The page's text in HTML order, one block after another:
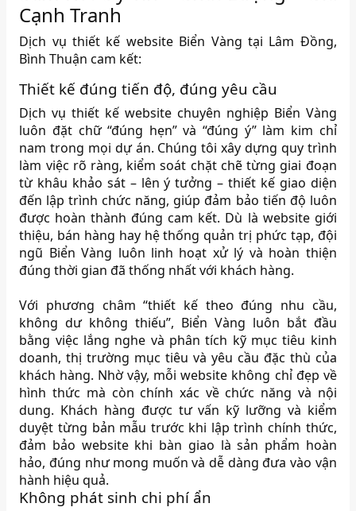
Cạnh Tranh
Dịch vụ thiết kế website Biển Vàng tại Lâm Đồng,
Bình Thuận cam kết:
Thiết kế đúng tiến độ, đúng yêu cầu
Dịch vụ thiết kế website chuyên nghiệp Biển Vàng
luôn đặt chữ “đúng hẹn” và “đúng ý” làm kim chỉ
nam trong mọi dự án. Chúng tôi xây dựng quy trình
làm việc rõ ràng, kiểm soát chặt chẽ từng giai đoạn
từ khâu khảo sát – lên ý tưởng – thiết kế giao diện
đến lập trình chức năng, giúp đảm bảo tiến độ luôn
được hoàn thành đúng cam kết. Dù là website giới
thiệu, bán hàng hay hệ thống quản trị phức tạp, đội
ngũ Biển Vàng luôn linh hoạt xử lý và hoàn thiện
đúng thời gian đã thống nhất với khách hàng.
Với phương châm “thiết kế theo đúng nhu cầu,
không dư không thiếu”, Biển Vàng luôn bắt đầu
bằng việc lắng nghe và phân tích kỹ mục tiêu kinh
doanh, thị trường mục tiêu và yêu cầu đặc thù của
khách hàng. Nhờ vậy, mỗi website không chỉ đẹp về
hình thức mà còn chính xác về chức năng và nội
dung. Khách hàng được tư vấn kỹ lưỡng và kiểm
duyệt từng bản mẫu trước khi lập trình chính thức,
đảm bảo website khi bàn giao là sản phẩm hoàn
hảo, đúng như mong muốn và dễ dàng đưa vào vận
hành hiệu quả.
Không phát sinh chi phí ẩn